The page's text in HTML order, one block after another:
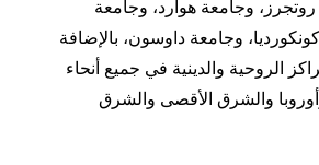
روتجرز، وجامعة هوارد، وجامعة
وجامعة داوسون، بالإضافة
الروحية والدينية في جميع أنحاء
والشرق الأقصى والشرق